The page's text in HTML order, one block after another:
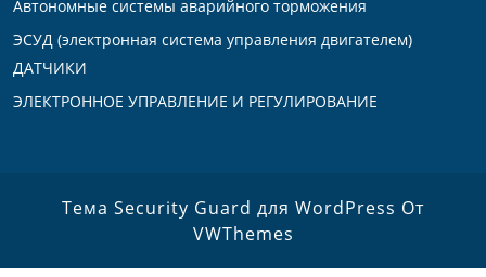
Автономные системы аварийного торможения
ЭСУД (электронная система управления двигателем)
ДАТЧИКИ
ЭЛЕКТРОННОЕ УПРАВЛЕНИЕ И РЕГУЛИРОВАНИЕ
Тема Security Guard для WordPress От
VWThemes